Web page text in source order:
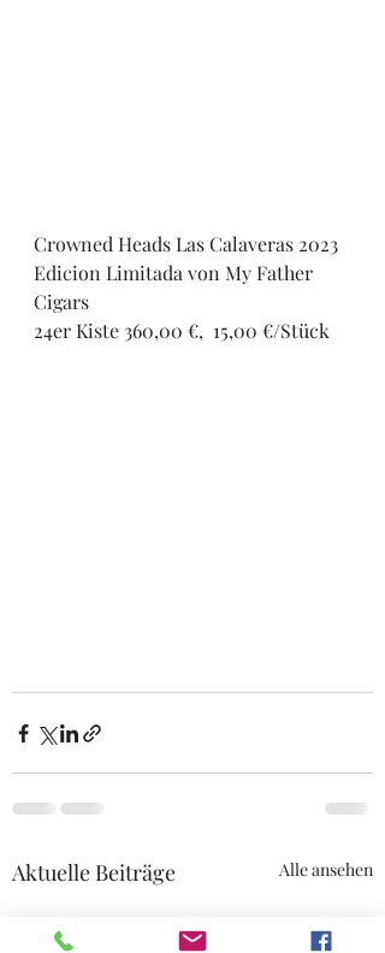
Crowned Heads Las Calaveras 2023
Edicion Limitada von My Father
Cigars
24er Kiste 360,00 €,  15,00 €/Stück
Aktuelle Beiträge Alle ansehen